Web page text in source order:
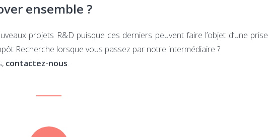
ensemble ?
projets R&D puisque ces derniers peuvent faire l’objet d’une prise
Recherche lorsque vous passez par notre intermédiaire ?
contactez-nous.